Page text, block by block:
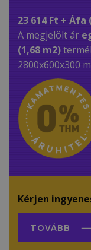
23 614 Ft +
A megjelölt ár
(1,68 m2)
2800x600x300
Kérjen
TOVÁBB